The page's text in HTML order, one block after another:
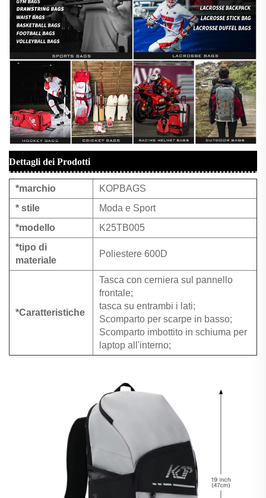
Dettagli dei Prodotti
*marchio
KOPBAGS
* stile
Moda e Sport
*modello
K25TB005
*tipo di
materiale
Poliestere 600D
*Caratteristiche
Tasca con cerniera sul pannello
frontale;
tasca su entrambi i lati;
Scomparto per scarpe in basso;
Scomparto imbottito in schiuma per
laptop all'interno;